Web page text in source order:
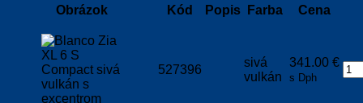
Obrázok Kód Popis Farba Cena
527396
sivá
vulkán
341.00 €
s Dph